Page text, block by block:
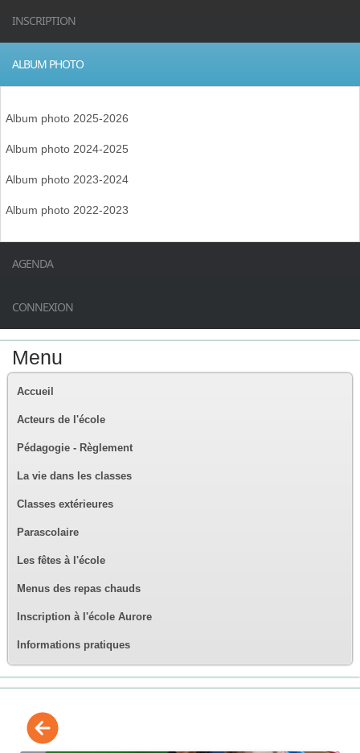
INSCRIPTION
ALBUM PHOTO
Album photo 2025-2026
Album photo 2024-2025
Album photo 2023-2024
Album photo 2022-2023
AGENDA
CONNEXION
Menu
Accueil
Acteurs de l'école
Pédagogie - Règlement
La vie dans les classes
Classes extérieures
Parascolaire
Les fêtes à l'école
Menus des repas chauds
Inscription à l'école Aurore
Informations pratiques